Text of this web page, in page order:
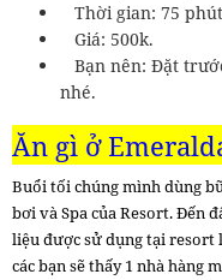
Thời gian: 75
Giá: 500k.
Bạn nên: Đặt
nhé.
Ăn gì ở
Buổi tối chúng mình dùng
bơi và Spa của Resort. Đến
liệu được sử dụng tại resort
các bạn sẽ thấy 1 nhà hàng